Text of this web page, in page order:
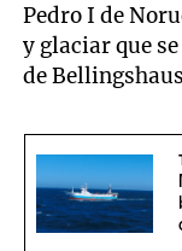
Pedro I de
y glaciar que
de